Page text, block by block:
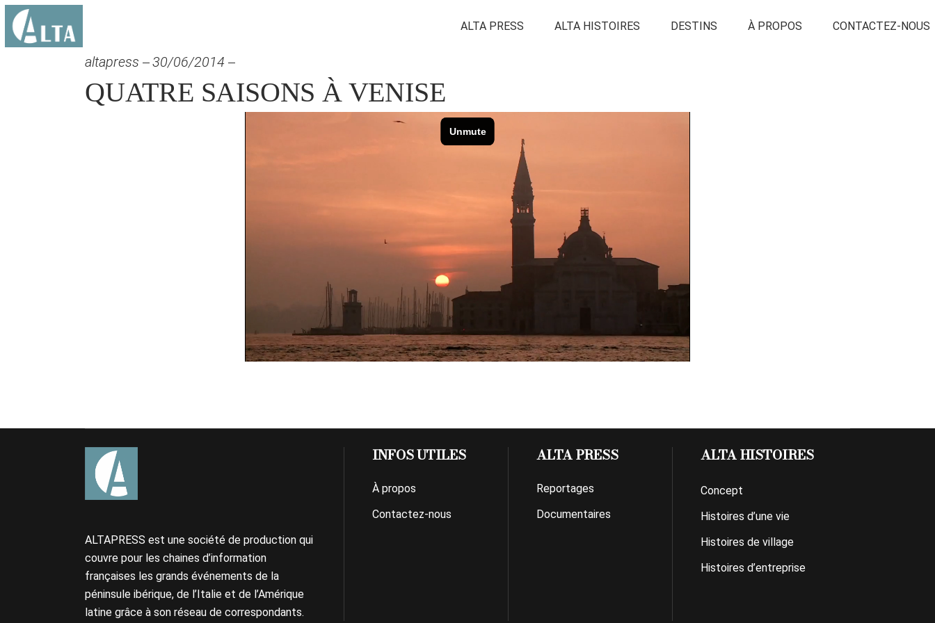
ALTA PRESS ALTA HISTOIRES DESTINS À PROPOS CONTACTEZ-NOUS
altapress 30/06/2014
QUATRE SAISONS À VENISE
ALTAPRESS est une société de production qui
couvre pour les chaines d’information
françaises les grands événements de la
péninsule ibérique, de l’Italie et de l’Amérique
latine grâce à son réseau de correspondants.
INFOS UTILES
À propos
Contactez-nous
ALTA PRESS
Reportages
Documentaires
ALTA HISTOIRES
Concept
Histoires d’une vie
Histoires de village
Histoires d’entreprise